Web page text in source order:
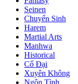
Seinen
Chuyển Sinh
Harem
Martial Arts
Manhwa
Historical
Cổ Đại
Xuyên Không
Ngôn Tình